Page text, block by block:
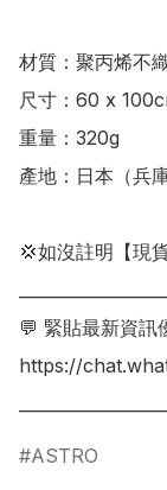
材質：聚丙烯不
尺寸：60 x
重量：320g
產地：日本（兵
💢如沒註明【現
💬 緊貼最新資訊
https://
ASTRO